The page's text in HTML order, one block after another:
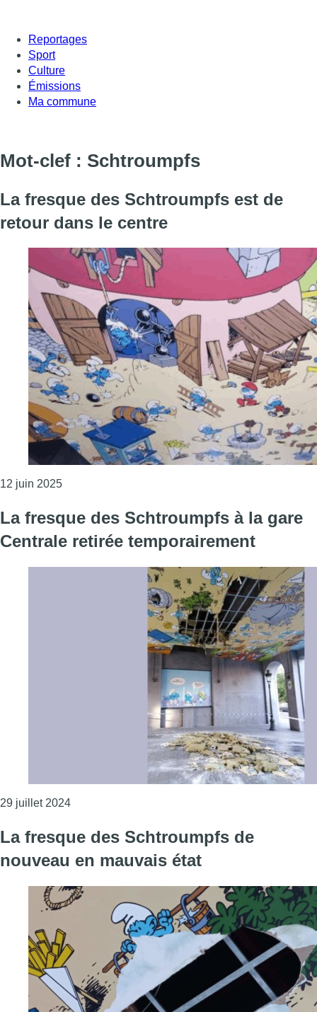
Reportages
Sport
Culture
Émissions
Ma commune
Mot-clef : Schtroumpfs
La fresque des Schtroumpfs est de
retour dans le centre
12 juin 2025Consulter l'article "La fresque des Schtroumpfs
La fresque des Schtroumpfs à la gare
Centrale retirée temporairement
29 juillet 2024Consulter l'article "La fresque des Schtroumpfs
La fresque des Schtroumpfs de
nouveau en mauvais état